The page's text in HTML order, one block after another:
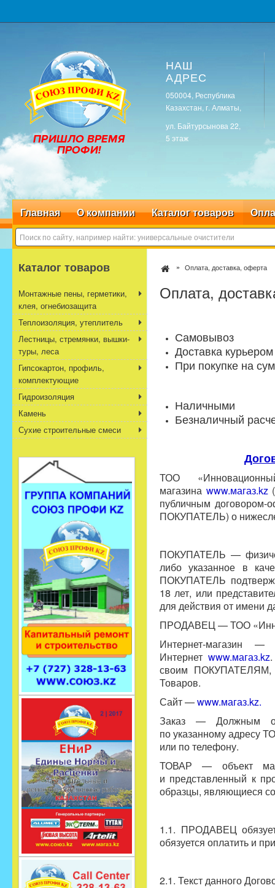
НАШ
АДРЕС
050004, Республика
Казахстан, г. Алматы,
ул. Байтурсынова 22,
5 этаж
Главная О компании Каталог товаров
Оплата, доставка, оферта
Оплата,
Самовывоз
Доставка курьером
При покупке на
Наличными
Безналичный
ТОО
магазина www.магаз.kz
публичным договором-
ПОКУПАТЕЛЬ) о
ПОКУПАТЕЛЬ —
либо указанное в
ПОКУПАТЕЛЬ
18 лет, или
для действия от имени
ПРОДАВЕЦ — ТОО
Интернет-магазин
Интернет www.магаз.kz
своим ПОКУПАТЕЛЯМ,
Товаров.
Сайт —www.магаз.kz.
Заказ — Должным
по указанному адресу
или по телефону.
ТОВАР — объект
и представленный к
образцы, являющиеся
1.1. ПРОДАВЕЦ
обязуется оплатить и
2.1. Текст данного
Каталог товаров
Монтажные пены, герметики,
клея, огнебиозащита
Теплоизоляция, утеплитель
Лестницы, стремянки, вышки-
туры, леса
Гипсокартон, профиль,
комплектующие
Гидроизоляция
Камень
Сухие строительные смеси